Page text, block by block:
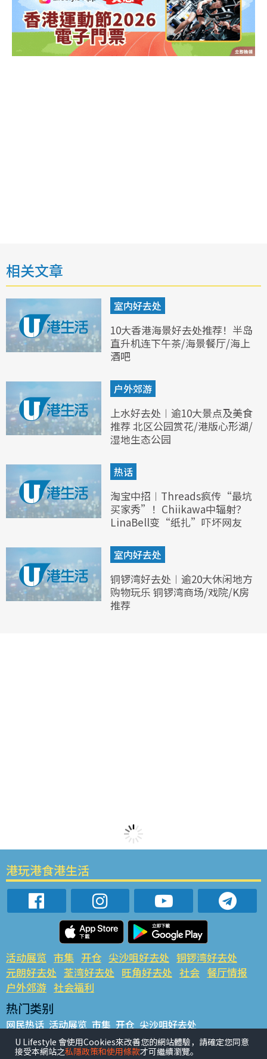
相关文章
室内好去处
10大香港海景好去处推荐！半岛
直升机连下午茶/海景餐厅/海上
酒吧
户外郊游
上水好去处︱逾10大景点及美食
推荐 北区公园赏花/港版心形湖/
湿地生态公园
热话
淘宝中招︱Threads疯传“最坑
买家秀”！Chiikawa中辐射？
LinaBell变“纸扎”吓坏网友
室内好去处
铜锣湾好去处︱逾20大休闲地方
购物玩乐 铜锣湾商场/戏院/K房
推荐
港玩港食港生活
活动展览 市集 开仓 尖沙咀好去处 铜锣湾好去处
元朗好去处 荃湾好去处 旺角好去处 社会 餐厅情报
户外郊游 社会福利
热门类别
网民热话 活动展览 市集 开仓 尖沙咀好去处
铜锣湾好去处 元朗好去处 荃湾好去处 旺角好去处 社会
餐厅情报 户外郊游
U Lifestyle 會使用Cookies來改善您的網站體驗，請確定您同意
接受本網站之私隱政策和使用條款才可繼續瀏覽。